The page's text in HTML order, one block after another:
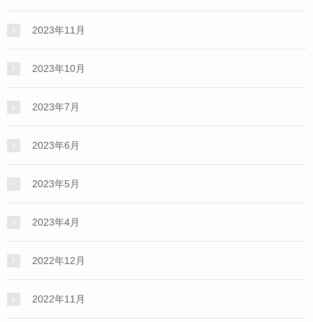
2023年11月
2023年10月
2023年7月
2023年6月
2023年5月
2023年4月
2022年12月
2022年11月